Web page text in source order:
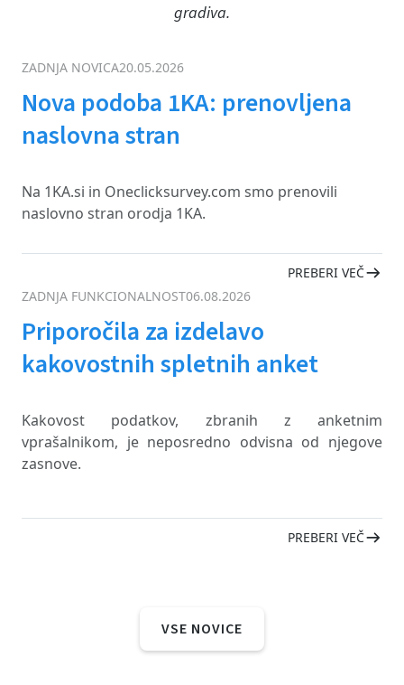
gradiva.
ZADNJA NOVICA20.05.2026
Nova podoba 1KA: prenovljena
naslovna stran
Na 1KA.si in Oneclicksurvey.com smo prenovili
naslovno stran orodja 1KA.
PREBERI VEČ
ZADNJA FUNKCIONALNOST06.08.2026
Priporočila za izdelavo
kakovostnih spletnih anket
Kakovost podatkov, zbranih z anketnim
vprašalnikom, je neposredno odvisna od njegove
zasnove.
PREBERI VEČ
VSE NOVICE